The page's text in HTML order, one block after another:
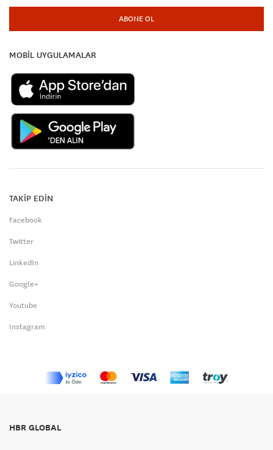
ABONE OL
MOBİL UYGULAMALAR
TAKİP EDİN
Facebook
Twitter
LinkedIn
Google+
Youtube
Instagram
HBR GLOBAL